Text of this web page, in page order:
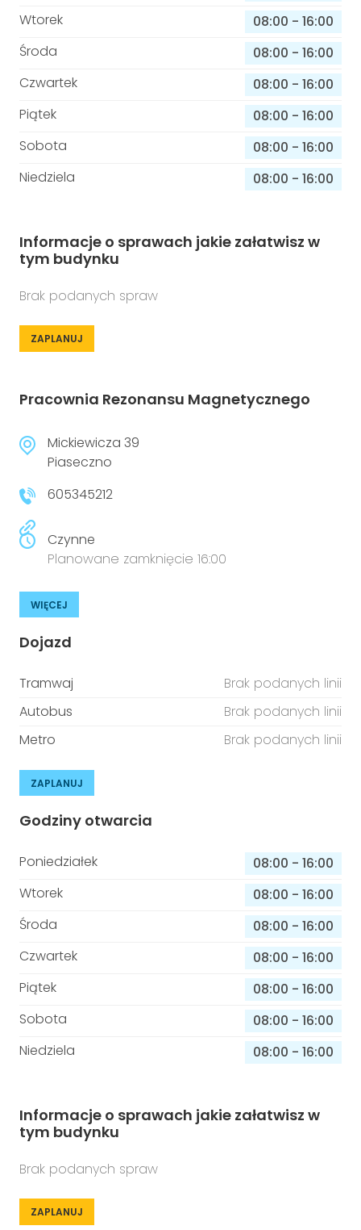
Wtorek
08:00 - 16:00
Środa
08:00 - 16:00
Czwartek
08:00 - 16:00
Piątek
08:00 - 16:00
Sobota
08:00 - 16:00
Niedziela
08:00 - 16:00
Informacje o sprawach jakie załatwisz w
tym budynku
Brak podanych spraw
ZAPLANUJ
Pracownia Rezonansu Magnetycznego
Mickiewicza 39
Piaseczno
605345212
Czynne
Planowane zamknięcie 16:00
WIĘCEJ
Dojazd
Tramwaj
Brak podanych linii
Autobus
Brak podanych linii
Metro
Brak podanych linii
ZAPLANUJ
Godziny otwarcia
Poniedziałek 08:00 - 16:00
Wtorek
08:00 - 16:00
Środa
08:00 - 16:00
Czwartek
08:00 - 16:00
Piątek
08:00 - 16:00
Sobota
08:00 - 16:00
Niedziela
08:00 - 16:00
Informacje o sprawach jakie załatwisz w
tym budynku
Brak podanych spraw
ZAPLANUJ